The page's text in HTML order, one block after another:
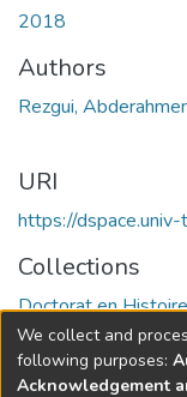
2018
Authors
Rezgui,
URI
https://
Collections
Doctorat en Histoire
Full item page
We collect and
following purposes:
Acknowledgement